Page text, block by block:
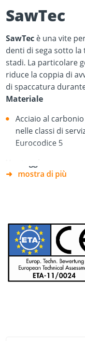
SawTec
SawTec è una vite
denti di sega sotto la
stadi. La particolare
riduce la coppia di
di spaccatura
Materiale
Acciaio al
nelle classi di
Eurocodice 5
Approvazione
Ho visto i denti
La trasmissione
durante
mostra di più